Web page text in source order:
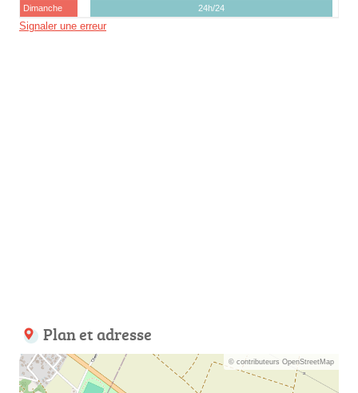
Dimanche
24h/24
Signaler une erreur
Plan et adresse
© contributeurs OpenStreetMap